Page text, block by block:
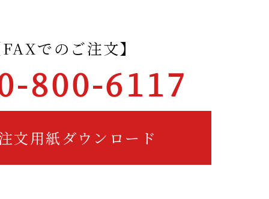
でのご注文】
800-6117
文用紙ダウンロード